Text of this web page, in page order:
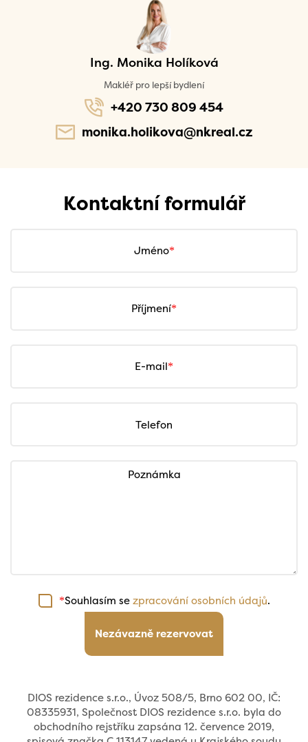
Ing. Monika Holíková
Makléř pro lepší bydlení
+420 730 809 454
monika.holikova@nkreal.cz
Kontaktní formulář
Jméno
Příjmení
E-mail
Telefon
Poznámka
*Souhlasím sezpracování osobních údajů.
Nezávazně rezervovat
DIOS rezidence s.r.o., Úvoz 508/5, Brno 602 00, IČ:
08335931, Společnost DIOS rezidence s.r.o. byla do
obchodního rejstříku zapsána 12. července 2019,